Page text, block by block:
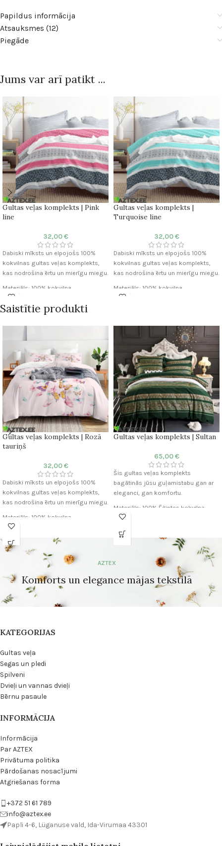
Papildus informācija
Atsauksmes (12)
Piegāde
Jums var arī patikt ...
Gultas veļas komplekts | Pink
line
32,00€
Dabiski mīksts un elpojošs 100%
kokvilnas gultas veļas komplekts,
kas nodrošina ērtu un mierīgu miegu.
Materiāls: 100% kokvilna
Audums: Satīns
Diegu skaits audumā: 255 TC
Spilvendrānu: 50×75 cm (2gab.)
Komforts: Elpojoša un mīksta
tekstūra
Gultas veļas komplekts |
Turquoise line
32,00€
Dabiski mīksts un elpojošs 100%
kokvilnas gultas veļas komplekts,
kas nodrošina ērtu un mierīgu miegu.
Materiāls: 100% kokvilna
Audums: Satīns
Spilvendrānu: 50×75 cm (2gab.)
Palaga: Nav iekļauta
Komforts: Elpojoša un mīksta
tekstūra
Saistītie produkti
Gultas veļas komplekts | Rozā
tauriņš
32,00€
Dabiski mīksts un elpojošs 100%
kokvilnas gultas veļas komplekts,
kas nodrošina ērtu un mierīgu miegu.
Materiāls: 100% kokvilna
Audums: Satīns
Diegu skaits audumā: 255 TC
Segas pārvalka: 200×230 cm
Spilvendrānu: 50×75 cm (2gab.)
Palaga: Nav iekļauta
Komforts: Elpojoša un mīksta
Gultas veļas komplekts | Sultan
65,00€
Šis gultas veļas komplekts
bagātinās jūsu guļamistabu gan ar
eleganci, gan komfortu.
Materiāls: 100% Ēģiptes kokvilna
Audums: Mako satīns
Segas pārvalka: 200×220 cm
Spilvendrānu: 50×75 cm (2gab.)
Palaga: Nav iekļauta
Komforts: Elpojoša un mīksta
tekstūra
AZTEX
Komforts un elegance mājas tekstilā
KATEGORIJAS
Gultas veļa
Segas un pledi
Spilveni
Dvieļi un vannas dvieļi
Bērnu pasaule
INFORMĀCIJA
Informācija
Par AZTEX
Privātuma politika
Pārdošanas nosacījumi
Atgriešanas forma
+372 51 61 789
info@aztex.ee
Papli 4-6, Lüganuse vald, Ida-Virumaa 43301